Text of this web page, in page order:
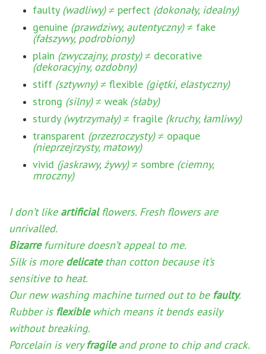
faulty (wadliwy)≠ perfect (dokonały, idealny)
genuine (prawdziwy, autentyczny)≠ fake
(fałszywy, podrobiony)
plain (zwyczajny, prosty)≠ decorative
(dekoracyjny, ozdobny)
stiff (sztywny)≠ flexible (giętki, elastyczny)
strong (silny)≠ weak (słaby)
sturdy (wytrzymały)≠ fragile (kruchy, łamliwy)
transparent (przezroczysty)≠ opaque
(nieprzejrzysty, matowy)
vivid (jaskrawy, żywy)≠ sombre (ciemny,
mroczny)
I don’t like artificialflowers. Fresh flowers are
unrivalled.
Bizarrefurniture doesn’t appeal to me.
Silk is more delicatethan cotton because it’s
sensitive to heat.
Our new washing machine turned out to be faulty.
Rubber is flexiblewhich means it bends easily
without breaking.
Porcelain is veryfragileand prone to chip and crack.